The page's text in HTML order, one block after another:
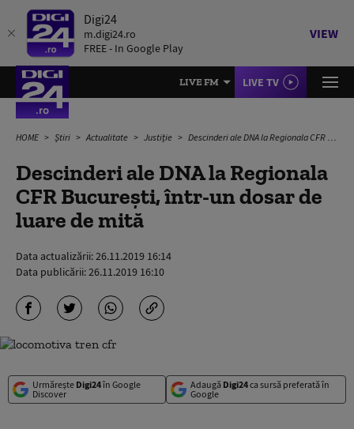
Digi24
m.digi24.ro
FREE - In Google Play
VIEW
LIVE FM LIVE TV
HOME Știri Actualitate Justiție Descinderi ale DNA la Regionala CFR București, într-un dosar de luare de mită
Descinderi ale DNA la Regionala
CFR București, într-un dosar de
luare de mită
Data actualizării:26.11.2019 16:14
Data publicării:26.11.2019 16:10
Urmărește Digi24în Google
Discover
Adaugă Digi24ca sursă preferată în
Google